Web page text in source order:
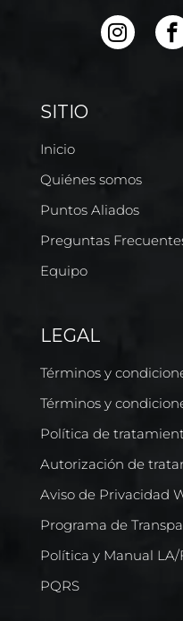
SITIO
Inicio
Quiénes somos
Puntos Aliados
Preguntas
Equipo
LEGAL
Términos y
Términos y
Política de
Autorización de
Aviso de Privacidad
Programa de
Política y Manual LA/
PQRS